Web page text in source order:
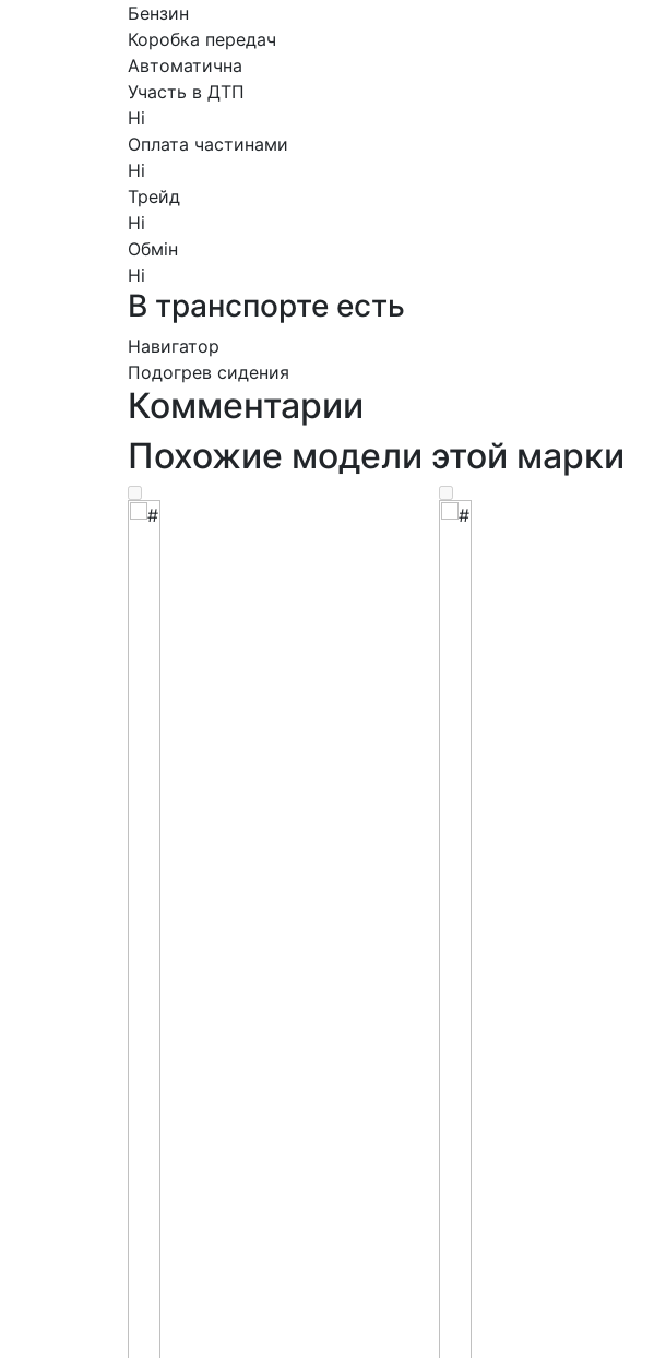
Бензин
Коробка передач
Автоматична
Участь в ДТП
Ні
Оплата частинами
Ні
Трейд
Ні
Обмін
Ні
В транспорте есть
Навигатор
Подогрев сидения
Комментарии
Похожие модели этой марки